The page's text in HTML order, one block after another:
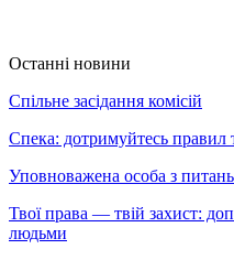
Останні новини
Спільне засідання комісій
Спека: дотримуйтесь правил
Уповноважена особа з питань
Твої права — твій захист:
людьми